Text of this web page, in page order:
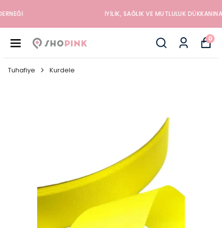
İYILIK, SAĞLIK VE MUTLULUK DÜKKANINA HOŞGELDINIZ
0
Tuhafiye Kurdele